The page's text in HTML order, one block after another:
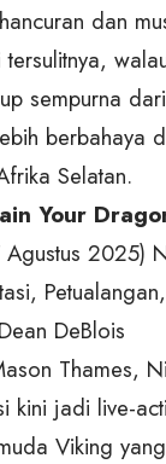
dan
sempurna
berbahaya
Selatan.
Your
Agustus 2025)
DeBlois
Thames,
kini jadi live-
Viking